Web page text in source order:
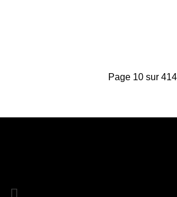
Page 10 sur 414